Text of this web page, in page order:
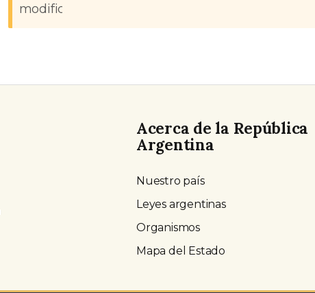
modificaciones.
Acerca de la República
Argentina
Nuestro país
Leyes argentinas
Organismos
Mapa del Estado